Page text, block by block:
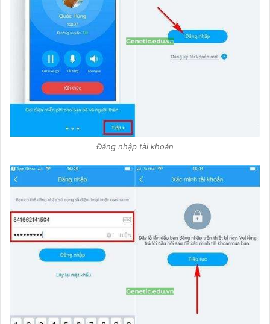
Đăng nhập tài khoản